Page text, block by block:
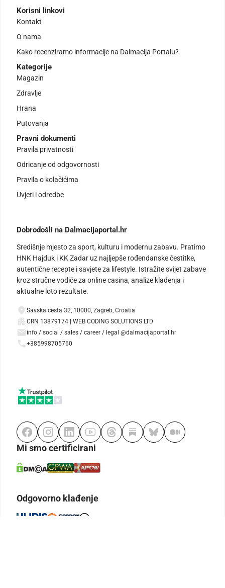
Korisni linkovi
Kontakt
O nama
Kako recenziramo informacije na Dalmacija Portalu?
Kategorije
Magazin
Zdravlje
Hrana
Putovanja
Pravni dokumenti
Pravila privatnosti
Odricanje od odgovornosti
Pravila o kolačićima
Uvjeti i odredbe
Dobrodošli na Dalmacijaportal.hr
Središnje mjesto za sport, kulturu i modernu zabavu. Pratimo
HNK Hajduk i KK Zadar uz najljepše rođendanske čestitke,
autentične recepte i savjete za lifestyle. Istražite svijet zabave
kroz stručne vodiče za online casina, analize klađenja i
aktualne loto rezultate.
Savska cesta 32, 10000, Zagreb, Croatia
CRN 13879174 | WEB CODING SOLUTIONS LTD
info / social / sales / career / legal @dalmacijaportal.hr
+385998705760
Mi smo certificirani
Odgovorno klađenje